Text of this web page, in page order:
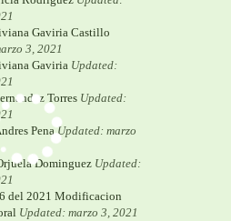
Gaviria Castillo
3, 2021
Gaviria Updated:
Torres Updated:
PenaUpdated: marzo
Dominguez Updated:
del 2021 Modificacion
Updated: marzo 3, 2021